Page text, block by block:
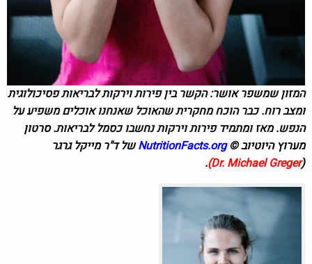
המזון שמשפר אושר: הקשר בין פירות וירקות לבריאות פסיכולוגית
ומצב רוח. כבר הוכח מחקרית שהאוכל שאנחנו אוכלים משפיע על
הנפש. מאז ומתמיד פירות וירקות נחשבו כסמל לבריאות.סרטון
מערוץ היוטיוב ©NutritionFacts.orgשל ד"ר מייקל גרגר
Dr. Michael Greger)
.